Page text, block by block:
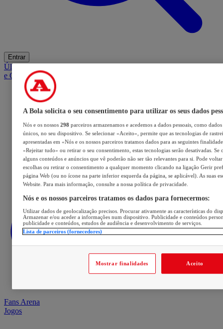
Entrar
ÚltimasMercadoOpiniãoiGaming HubA BOLA SUGEREBarba
e Cabelo
Fans Arena
Jogos
A Bola solicita o seu consentimento para utilizar os seus dados
Nós e os nossos 298 parceiros armazenamos e acedemos a dados pessoais, como
únicos, no seu dispositivo. Se selecionar «Aceito», permite que as tecnologias de
apresentadas em «Nós e os nossos parceiros tratamos dados para as seguintes
«Rejeitar tudo» ou retirar o seu consentimento, estas tecnologias serão desativadas. Se
alguns conteúdos e anúncios que vê poderão não ser tão relevantes para si. Pode voltar
escolhas ou retirar o consentimento a qualquer momento clicando na ligação Gerir
página Web (ou no ícone na parte inferior esquerda da página, se aplicável). As suas
Website. Para mais informação, consulte a nossa política de privacidade.
Nós e os nossos parceiros tratamos os dados para fornecermos:
Utilizar dados de geolocalização precisos. Procurar ativamente as características do
Armazenar e/ou aceder a informações num dispositivo. Publicidade e conteúdos
publicidade e conteúdos, estudos de audiência e desenvolvimento de serviços.
Lista de parceiros (fornecedores)
Mostrar finalidades Aceito